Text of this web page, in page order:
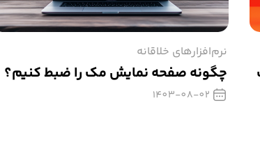
نرم‌افزارهای خلاقانه
چگونه صفحه نمایش مک را ضبط کنیم؟
1403-08-02